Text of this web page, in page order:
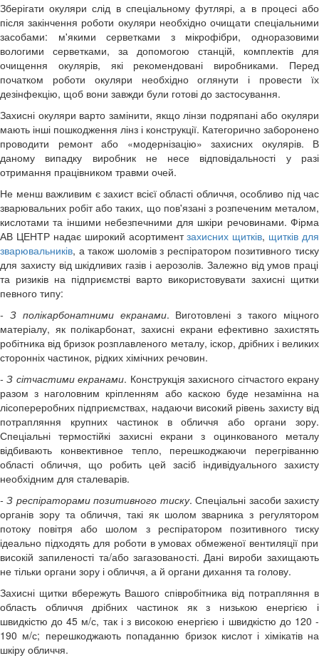
Зберігати окуляри слід в спеціальному футлярі, а в процесі або
після закінчення роботи окуляри необхідно очищати спеціальними
засобами: м'якими серветками з мікрофібри, одноразовими
вологими серветками, за допомогою станцій, комплектів для
очищення окулярів, які рекомендовані виробниками. Перед
початком роботи окуляри необхідно оглянути і провести їх
дезінфекцію, щоб вони завжди були готові до застосування.
Захисні окуляри варто замінити, якщо лінзи подряпані або окуляри
мають інші пошкодження лінз і конструкції. Категорично заборонено
проводити ремонт або «модернізацію» захисних окулярів. В
даному випадку виробник не несе відповідальності у разі
отримання працівником травми очей.
Не менш важливим є захист всієї області обличчя, особливо під час
зварювальних робіт або таких, що пов'язані з розпеченим металом,
кислотами та іншими небезпечними для шкіри речовинами. Фірма
АВ ЦЕНТР надає широкий асортиментзахисних щитків, щитків для
зварювальників, а також шоломів з респіратором позитивного тиску
для захисту від шкідливих газів і аерозолів. Залежно від умов праці
та ризиків на підприємстві варто використовувати захисні щитки
певного типу:
- З полікарбонатними екранами. Виготовлені з такого міцного
матеріалу, як полікарбонат, захисні екрани ефективно захистять
робітника від бризок розплавленого металу, іскор, дрібних і великих
сторонніх частинок, рідких хімічних речовин.
- З сітчастими екранами. Конструкція захисного сітчастого екрану
разом з наголовним кріпленням або каскою буде незамінна на
лісопереробних підприємствах, надаючи високий рівень захисту від
потрапляння крупних частинок в обличчя або органи зору.
Спеціальні термостійкі захисні екрани з оцинкованого металу
відбивають конвективное тепло, перешкоджаючи перегріванню
області обличчя, що робить цей засіб індивідуального захисту
необхідним для сталеварів.
- З респіраторами позитивного тиску. Спеціальні засоби захисту
органів зору та обличчя, такі як шолом зварника з регулятором
потоку повітря або шолом з респіратором позитивного тиску
ідеально підходять для роботи в умовах обмеженої вентиляції при
високій запиленості та/або загазованості. Дані вироби захищають
не тільки органи зору і обличчя, а й органи дихання та голову.
Захисні щитки вбережуть Вашого співробітника від потрапляння в
область обличчя дрібних частинок як з низькою енергією і
швидкістю до 45 м/с, так і з високою енергією і швидкістю до 120 -
190 м/с; перешкоджають попаданню бризок кислот і хімікатів на
шкіру обличчя.